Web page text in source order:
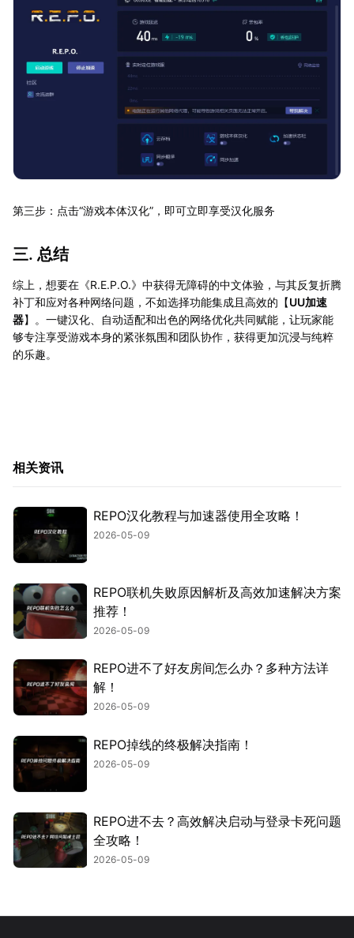
第三步：点击“游戏本体汉化”，即可立即享受汉化服务
三. 总结
综上，想要在《R.E.P.O.》中获得无障碍的中文体验，与其反复折腾
补丁和应对各种网络问题，不如选择功能集成且高效的【UU加速
器】。一键汉化、自动适配和出色的网络优化共同赋能，让玩家能
够专注享受游戏本身的紧张氛围和团队协作，获得更加沉浸与纯粹
的乐趣。
相关资讯
REPO汉化教程与加速器使用全攻略！
2026-05-09
REPO联机失败原因解析及高效加速解决方案
推荐！
2026-05-09
REPO进不了好友房间怎么办？多种方法详
解！
2026-05-09
REPO掉线的终极解决指南！
2026-05-09
REPO进不去？高效解决启动与登录卡死问题
全攻略！
2026-05-09